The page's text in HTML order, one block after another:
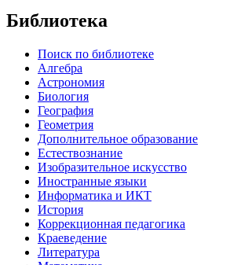
Библиотека
Поиск по библиотеке
Алгебра
Астрономия
Биология
География
Геометрия
Дополнительное образование
Естествознание
Изобразительное искусство
Иностранные языки
Информатика и ИКТ
История
Коррекционная педагогика
Краеведение
Литература